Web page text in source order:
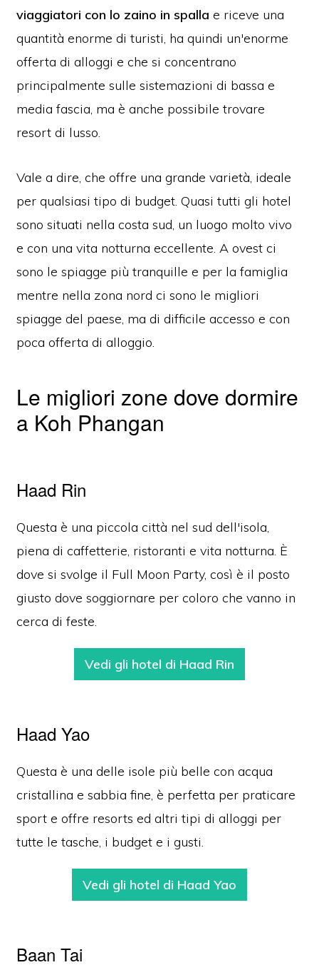
viaggiatori con lo zaino in spalla e riceve una
quantità enorme di turisti, ha quindi un'enorme
offerta di alloggi e che si concentrano
principalmente sulle sistemazioni di bassa e
media fascia, ma è anche possibile trovare
resort di lusso.
Vale a dire, che offre una grande varietà, ideale
per qualsiasi tipo di budget. Quasi tutti gli hotel
sono situati nella costa sud, un luogo molto vivo
e con una vita notturna eccellente. A ovest ci
sono le spiagge più tranquille e per la famiglia
mentre nella zona nord ci sono le migliori
spiagge del paese, ma di difficile accesso e con
poca offerta di alloggio.
Le migliori zone dove dormire
a Koh Phangan
Haad Rin
Questa è una piccola città nel sud dell'isola,
piena di caffetterie, ristoranti e vita notturna. È
dove si svolge il Full Moon Party, così è il posto
giusto dove soggiornare per coloro che vanno in
cerca di feste.
Vedi gli hotel di Haad Rin
Haad Yao
Questa è una delle isole più belle con acqua
cristallina e sabbia fine, è perfetta per praticare
sport e offre resorts ed altri tipi di alloggi per
tutte le tasche, i budget e i gusti.
Vedi gli hotel di Haad Yao
Baan Tai